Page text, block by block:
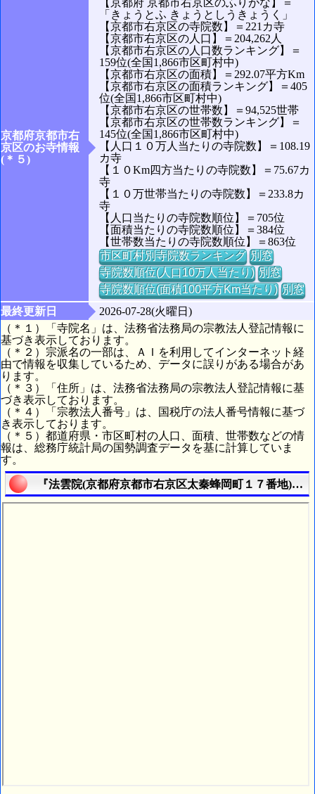
京都府京都市右
京区のお寺情報
(＊５)
【京都府 京都市右京区のふりがな】＝
「きょうとふ きょうとしうきょうく」
【京都市右京区の寺院数】＝221カ寺
【京都市右京区の人口】＝204,262人
【京都市右京区の人口数ランキング】＝
159位(全国1,866市区町村中)
【京都市右京区の面積】＝292.07平方Km
【京都市右京区の面積ランキング】＝405
位(全国1,866市区町村中)
【京都市右京区の世帯数】＝94,525世帯
【京都市右京区の世帯数ランキング】＝
145位(全国1,866市区町村中)
【人口１０万人当たりの寺院数】＝108.19
カ寺
【１０Km四方当たりの寺院数】＝75.67カ
寺
【１０万世帯当たりの寺院数】＝233.8カ
寺
【人口当たりの寺院数順位】＝705位
【面積当たりの寺院数順位】＝384位
【世帯数当たりの寺院数順位】＝863位
市区町村別寺院数ランキング 別窓
寺院数順位(人口10万人当たり) 別窓
寺院数順位(面積100平方Km当たり) 別窓
最終更新日
2026-07-28(火曜日)
（＊１）「寺院名」は、法務省法務局の宗教法人登記情報に
基づき表示しております。
（＊２）宗派名の一部は、ＡＩを利用してインターネット経
由で情報を収集しているため、データに誤りがある場合があ
ります。
（＊３）「住所」は、法務省法務局の宗教法人登記情報に基
づき表示しております。
（＊４）「宗教法人番号」は、国税庁の法人番号情報に基づ
き表示しております。
（＊５）都道府県・市区町村の人口、面積、世帯数などの情
報は、総務庁統計局の国勢調査データを基に計算していま
す。
『法雲院(京都府京都市右京区太秦蜂岡町１７番地)』